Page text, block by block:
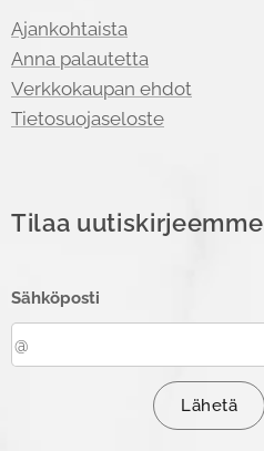
Ajankohtaista
Anna palautetta
Verkkokaupan ehdot
Tietosuojaseloste
Tilaa uutiskirjeemme
Sähköposti
Lähetä